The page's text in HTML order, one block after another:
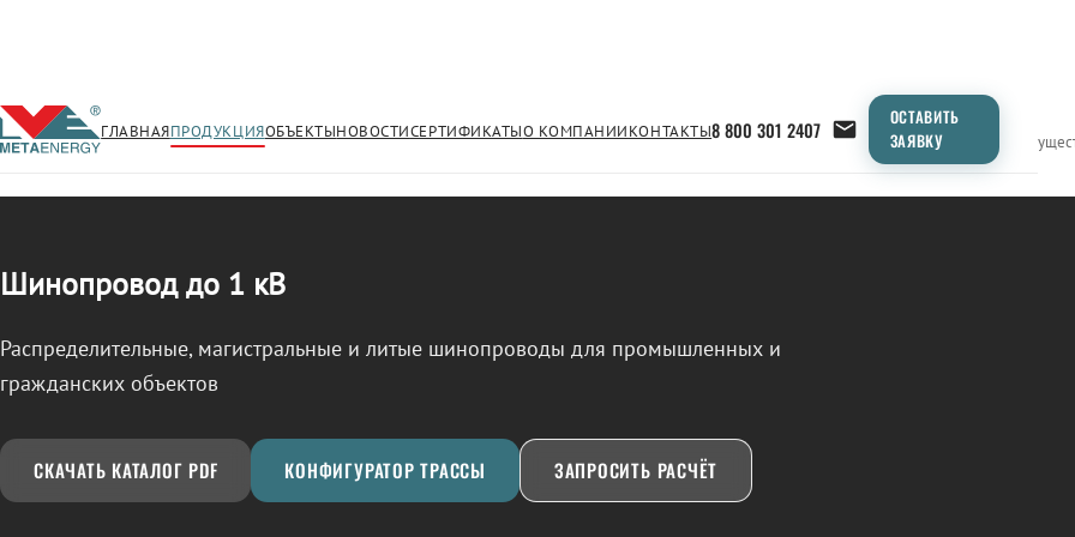
ГЛАВНАЯПРОДУКЦИЯОБЪЕКТЫНОВОСТИСЕРТИФИКАТЫО КОМПАНИИКОНТАКТЫ8 800 301 2407
ОСТАВИТЬ
ЗАЯВКУ
← Продукция/ШИНОПРОВОД Применение Продукция ТипоразмерыСравнение
Шинопровод до 1 кВ
Распределительные, магистральные и литые шинопроводы для промышленных и
гражданских объектов
СКАЧАТЬ КАТАЛОГ PDF КОНФИГУРАТОР ТРАССЫ ЗАПРОСИТЬ РАСЧЁТ